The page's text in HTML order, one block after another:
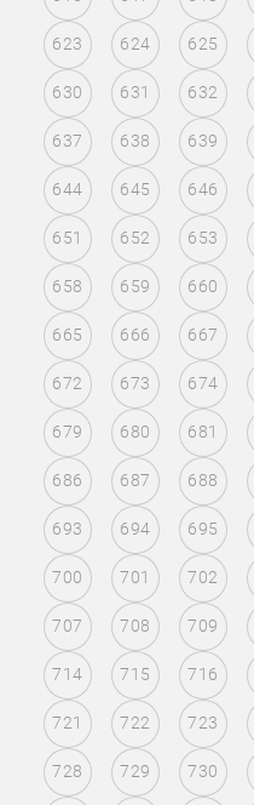
623 624 625
630 631 632
637 638 639
644 645 646
651 652 653
658 659 660
665 666 667
672 673 674
679 680 681
686 687 688
693 694 695
700 701 702
707 708 709
714 715 716
721 722 723
728 729 730